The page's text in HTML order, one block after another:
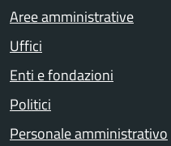
Aree amministrative
Uffici
Enti e fondazioni
Politici
Personale amministrativo